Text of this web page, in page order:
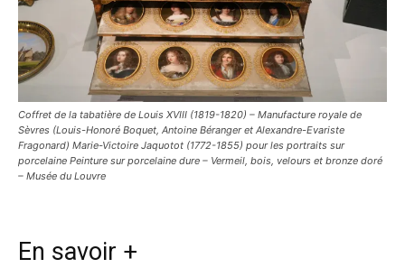
Coffret de la tabatière de Louis XVIII (1819-1820) – Manufacture royale de
Sèvres (Louis-Honoré Boquet, Antoine Béranger et Alexandre-Evariste
Fragonard) Marie-Victoire Jaquotot (1772-1855) pour les portraits sur
porcelaine Peinture sur porcelaine dure – Vermeil, bois, velours et bronze doré
– Musée du Louvre
En savoir +